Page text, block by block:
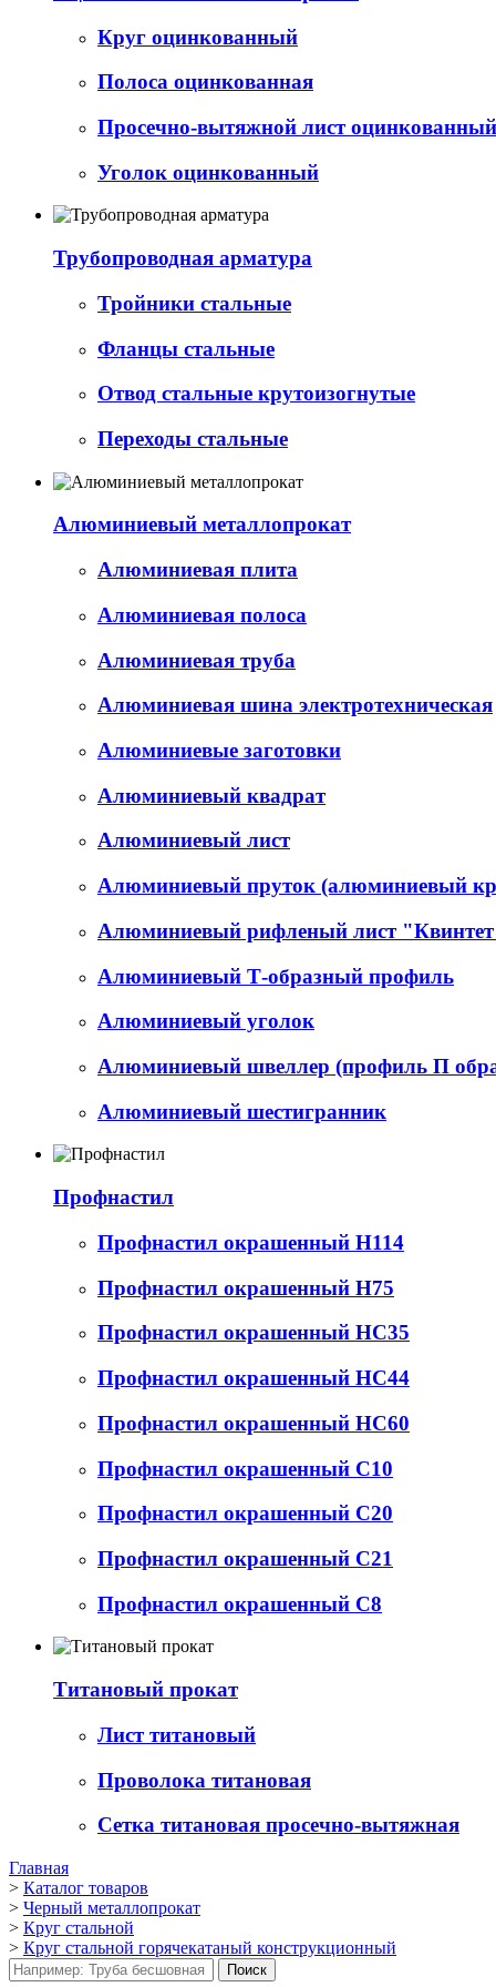
Круг оцинкованный
Полоса оцинкованная
Просечно-вытяжной лист
Уголок оцинкованный
Трубопроводная арматура
Тройники стальные
Фланцы стальные
Отвод стальные крутоизогнутые
Переходы стальные
Алюминиевый металлопрокат
Алюминиевая плита
Алюминиевая полоса
Алюминиевая труба
Алюминиевая шина электротехническая
Алюминиевые заготовки
Алюминиевый квадрат
Алюминиевый лист
Алюминиевый пруток (алюминиевый
Алюминиевый рифленый лист
Алюминиевый Т-образный профиль
Алюминиевый уголок
Алюминиевый швеллер (профиль П
Алюминиевый шестигранник
Профнастил
Профнастил окрашенный Н114
Профнастил окрашенный Н75
Профнастил окрашенный НС35
Профнастил окрашенный НС44
Профнастил окрашенный НС60
Профнастил окрашенный С10
Профнастил окрашенный С20
Профнастил окрашенный С21
Профнастил окрашенный С8
Титановый прокат
Лист титановый
Проволока титановая
Сетка титановая просечно-вытяжная
Главная
> Каталог товаров
> Черный металлопрокат
> Круг стальной
> Круг стальной горячекатаный конструкционный